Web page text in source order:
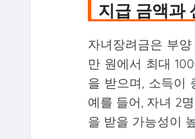
지급 금액과
자녀장려금은 부
만 원에서 최대
을 받으며, 소득이
예를 들어, 자녀 2
을 받을 가능성이